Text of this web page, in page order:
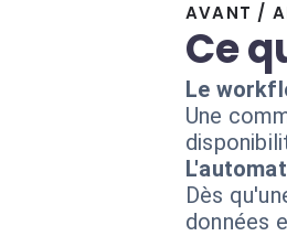
AVANT /
Ce
Le
Une
Dès
données